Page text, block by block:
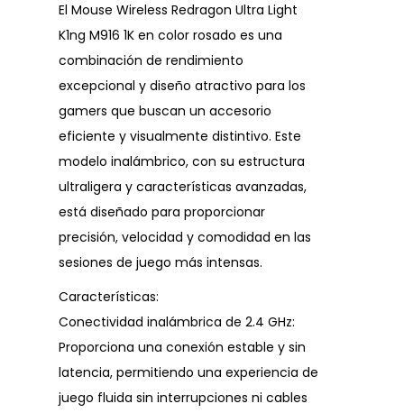
El Mouse Wireless Redragon Ultra Light
K1ng M916 1K en color rosado es una
combinación de rendimiento
excepcional y diseño atractivo para los
gamers que buscan un accesorio
eficiente y visualmente distintivo. Este
modelo inalámbrico, con su estructura
ultraligera y características avanzadas,
está diseñado para proporcionar
precisión, velocidad y comodidad en las
sesiones de juego más intensas.
Características:
Conectividad inalámbrica de 2.4 GHz:
Proporciona una conexión estable y sin
latencia, permitiendo una experiencia de
juego fluida sin interrupciones ni cables